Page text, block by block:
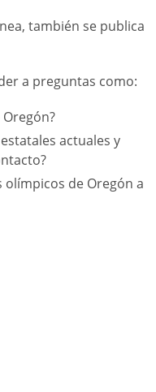
también se publica
a preguntas como:
actuales y
olímpicos de Oregón a